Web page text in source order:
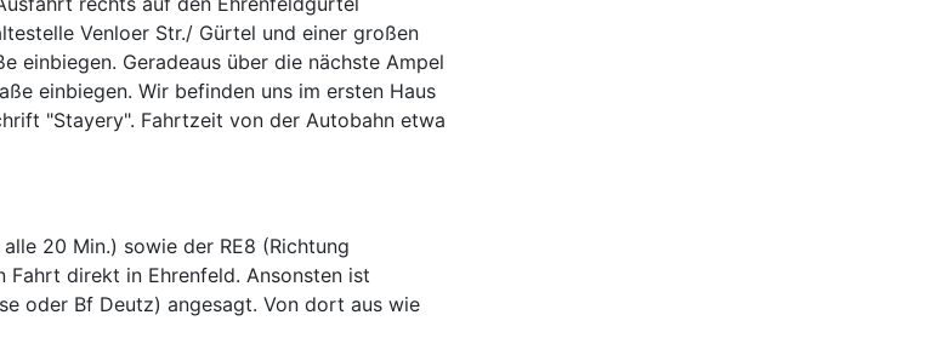
Venloer Str./ Gürtel und einer großen
einbiegen. Geradeaus über die nächste Ampel
einbiegen. Wir befinden uns im ersten Haus
"Stayery". Fahrtzeit von der Autobahn etwa
20 Min.) sowie der RE8 (Richtung
Fahrt direkt in Ehrenfeld. Ansonsten ist
oder Bf Deutz) angesagt. Von dort aus wie